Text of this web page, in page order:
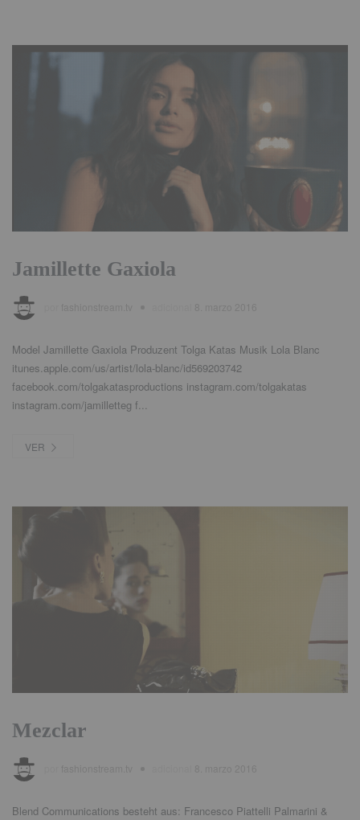
Jamillette Gaxiola
Model Jamillette Gaxiola Produzent Tolga Katas Musik Lola Blanc
itunes.apple.com/us/artist/lola-blanc/id569203742
facebook.com/tolgakatasproductions instagram.com/tolgakatas
instagram.com/jamilletteg f...
VER
Mezclar
Blend Communications besteht aus: Francesco Piattelli Palmarini &